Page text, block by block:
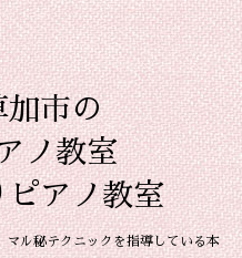
加市の
ノ教室
アノ教室
ル秘テクニックを指導している本